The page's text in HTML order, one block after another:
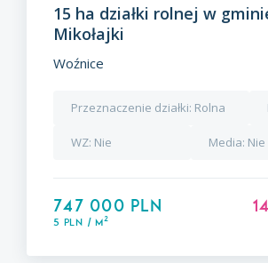
15 ha działki rolnej w
Mikołajki
Woźnice
Przeznaczenie działki: Rolna
WZ: Nie Media: Nie
747 000 PLN
5 PLN / m2